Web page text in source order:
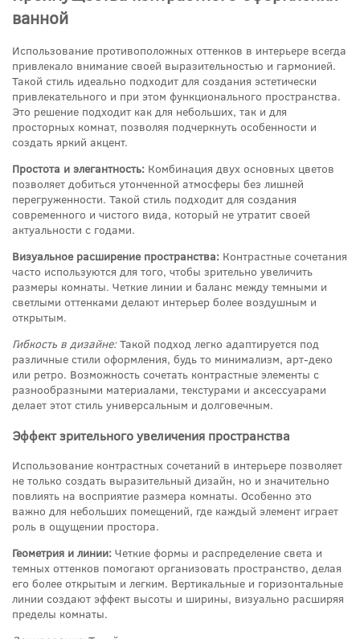
ванной
Использование противоположных оттенков в интерьере всегда
привлекало внимание своей выразительностью и гармонией.
Такой стиль идеально подходит для создания эстетически
привлекательного и при этом функционального пространства.
Это решение подходит как для небольших, так и для
просторных комнат, позволяя подчеркнуть особенности и
создать яркий акцент.
Простота и элегантность: Комбинация двух основных цветов
позволяет добиться утонченной атмосферы без лишней
перегруженности. Такой стиль подходит для создания
современного и чистого вида, который не утратит своей
актуальности с годами.
Визуальное расширение пространства: Контрастные сочетания
часто используются для того, чтобы зрительно увеличить
размеры комнаты. Четкие линии и баланс между темными и
светлыми оттенками делают интерьер более воздушным и
открытым.
Гибкость в дизайне:Такой подход легко адаптируется под
различные стили оформления, будь то минимализм, арт-деко
или ретро. Возможность сочетать контрастные элементы с
разнообразными материалами, текстурами и аксессуарами
делает этот стиль универсальным и долговечным.
Эффект зрительного увеличения пространства
Использование контрастных сочетаний в интерьере позволяет
не только создать выразительный дизайн, но и значительно
повлиять на восприятие размера комнаты. Особенно это
важно для небольших помещений, где каждый элемент играет
роль в ощущении простора.
Геометрия и линии: Четкие формы и распределение света и
темных оттенков помогают организовать пространство, делая
его более открытым и легким. Вертикальные и горизонтальные
линии создают эффект высоты и ширины, визуально расширяя
пределы комнаты.